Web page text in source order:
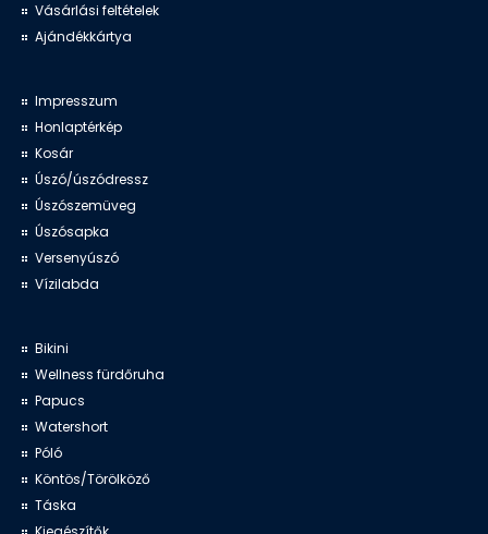
Vásárlási feltételek
Ajándékkártya
Impresszum
Honlaptérkép
Kosár
Úszó/úszódressz
Úszószemüveg
Úszósapka
Versenyúszó
Vízilabda
Bikini
Wellness fürdőruha
Papucs
Watershort
Póló
Köntös/Törölköző
Táska